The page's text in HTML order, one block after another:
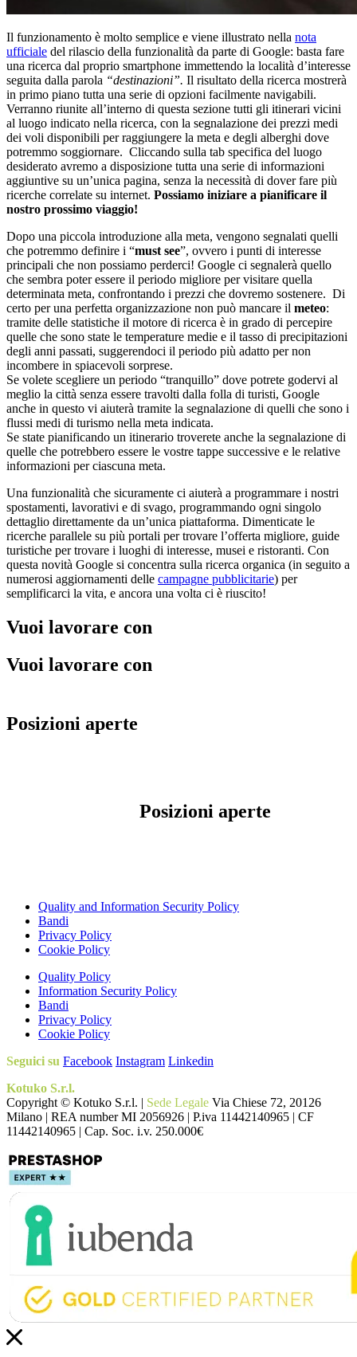
Il funzionamento è molto semplice e viene illustrato nella nota
ufficiale del rilascio della funzionalità da parte di Google: basta fare
una ricerca dal proprio smartphone immettendo la località d’interesse
seguita dalla parola “destinazioni”. Il risultato della ricerca mostrerà
in primo piano tutta una serie di opzioni facilmente navigabili.
Verranno riunite all’interno di questa sezione tutti gli itinerari vicini
al luogo indicato nella ricerca, con la segnalazione dei prezzi medi
dei voli disponibili per raggiungere la meta e degli alberghi dove
potremmo soggiornare. Cliccando sulla tab specifica del luogo
desiderato avremo a disposizione tutta una serie di informazioni
aggiuntive su un’unica pagina, senza la necessità di dover fare più
ricerche correlate su internet. Possiamo iniziare a pianificare il
nostro prossimo viaggio!
Dopo una piccola introduzione alla meta, vengono segnalati quelli
che potremmo definire i “must see”, ovvero i punti di interesse
principali che non possiamo perderci! Google ci segnalerà quello
che sembra poter essere il periodo migliore per visitare quella
determinata meta, confrontando i prezzi che dovremo sostenere. Di
certo per una perfetta organizzazione non può mancare il meteo:
tramite delle statistiche il motore di ricerca è in grado di percepire
quelle che sono state le temperature medie e il tasso di precipitazioni
degli anni passati, suggerendoci il periodo più adatto per non
incombere in spiacevoli sorprese.
Se volete scegliere un periodo “tranquillo” dove potrete godervi al
meglio la città senza essere travolti dalla folla di turisti, Google
anche in questo vi aiuterà tramite la segnalazione di quelli che sono i
flussi medi di turismo nella meta indicata.
Se state pianificando un itinerario troverete anche la segnalazione di
quelle che potrebbero essere le vostre tappe successive e le relative
informazioni per ciascuna meta.
Una funzionalità che sicuramente ci aiuterà a programmare i nostri
spostamenti, lavorativi e di svago, programmando ogni singolo
dettaglio direttamente da un’unica piattaforma. Dimenticate le
ricerche parallele su più portali per trovare l’offerta migliore, guide
turistiche per trovare i luoghi di interesse, musei e ristoranti. Con
questa novità Google si concentra sulla ricerca organica (in seguito a
numerosi aggiornamenti delle campagne pubblicitarie) per
semplificarci la vita, e ancora una volta ci è riuscito!
Vuoi lavorare con
Vuoi lavorare con
Posizioni aperte
Posizioni aperte
Quality and Information Security Policy
Bandi
Privacy Policy
Cookie Policy
Quality Policy
Information Security Policy
Bandi
Privacy Policy
Cookie Policy
Seguici su Facebook Instagram Linkedin
Kotuko S.r.l.
Copyright © Kotuko S.r.l. | Sede Legale Via Chiese 72, 20126
Milano | REA number MI 2056926 | P.iva 11442140965 | CF
11442140965 | Cap. Soc. i.v. 250.000€